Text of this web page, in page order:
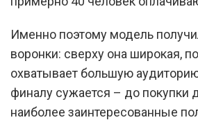
Именно поэтому модель
воронки: сверху она широкая,
охватывает большую
финалу сужается – до покупки
наиболее заинтересованные